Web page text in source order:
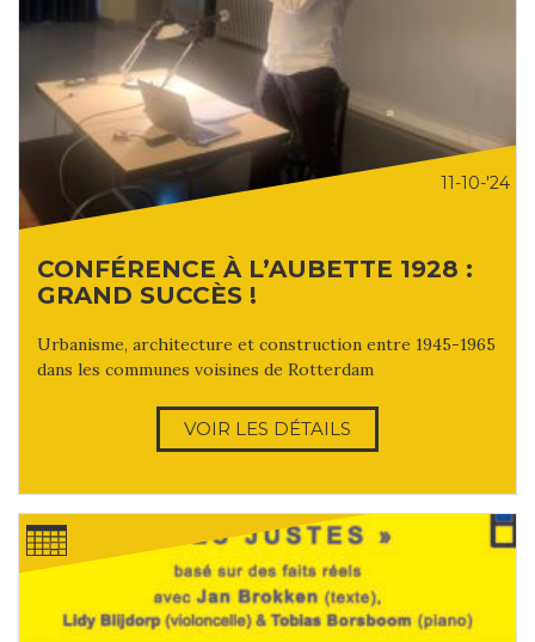
11-10-'24
CONFÉRENCE À L’AUBETTE 1928 :
GRAND SUCCÈS !
Urbanisme, architecture et construction entre 1945-1965
dans les communes voisines de Rotterdam
VOIR LES DÉTAILS